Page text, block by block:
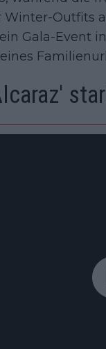
Winter-Outfits
ein Gala-Event